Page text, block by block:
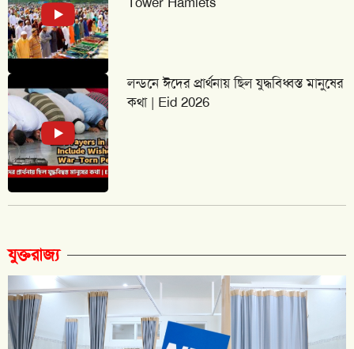
লন্ডনে ঈদের প্রার্থনায় ছিল যুদ্ধবিধ্বস্ত মানুষের
কথা | Eid 2026
যুক্তরাজ্য